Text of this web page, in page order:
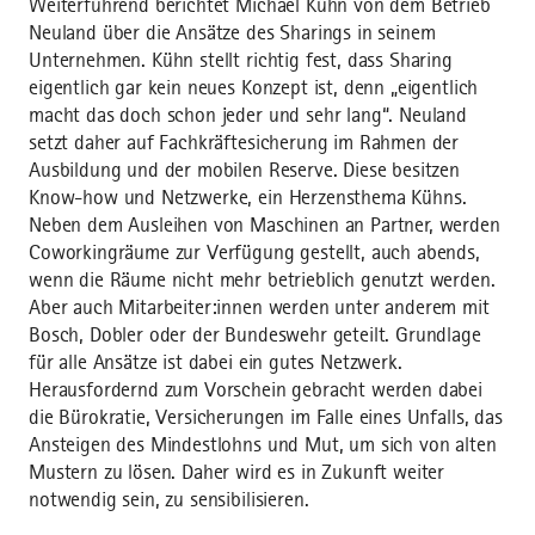
Neuland über die Ansätze des Sharings in seinem
Unternehmen. Kühn stellt richtig fest, dass Sharing
eigentlich gar kein neues Konzept ist, denn „eigentlich
macht das doch schon jeder und sehr lang“. Neuland
setzt daher auf Fachkräftesicherung im Rahmen der
Ausbildung und der mobilen Reserve. Diese besitzen
Know-how und Netzwerke, ein Herzensthema Kühns.
Neben dem Ausleihen von Maschinen an Partner, werden
Coworkingräume zur Verfügung gestellt, auch abends,
wenn die Räume nicht mehr betrieblich genutzt werden.
Aber auch Mitarbeiter:innen werden unter anderem mit
Bosch, Dobler oder der Bundeswehr geteilt. Grundlage
für alle Ansätze ist dabei ein gutes Netzwerk.
Herausfordernd zum Vorschein gebracht werden dabei
die Bürokratie, Versicherungen im Falle eines Unfalls, das
Ansteigen des Mindestlohns und Mut, um sich von alten
Mustern zu lösen. Daher wird es in Zukunft weiter
notwendig sein, zu sensibilisieren.